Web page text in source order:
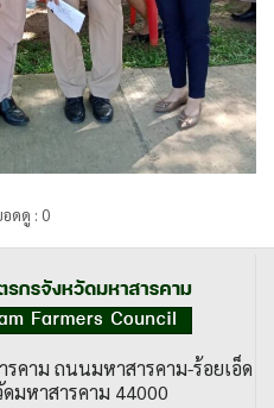
ดดู : 0
รคาม ถนนมหาสารคาม-ร้อยเอ็ด
มหาสารคาม 44000